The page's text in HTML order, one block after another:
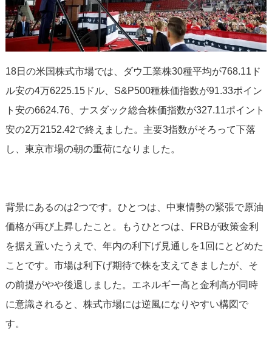
18日の米国株式市場では、ダウ工業株30種平均が768.11ド
ル安の4万6225.15ドル、S&P500種株価指数が91.33ポイン
ト安の6624.76、ナスダック総合株価指数が327.11ポイント
安の2万2152.42で終えました。主要3指数がそろって下落
し、東京市場の朝の重荷になりました。
背景にあるのは2つです。ひとつは、中東情勢の緊張で原油
価格が再び上昇したこと。もうひとつは、FRBが政策金利
を据え置いたうえで、年内の利下げ見通しを1回にとどめた
ことです。市場は利下げ期待で株を支えてきましたが、そ
の前提がやや後退しました。エネルギー高と金利高が同時
に意識されると、株式市場には逆風になりやすい構図で
す。